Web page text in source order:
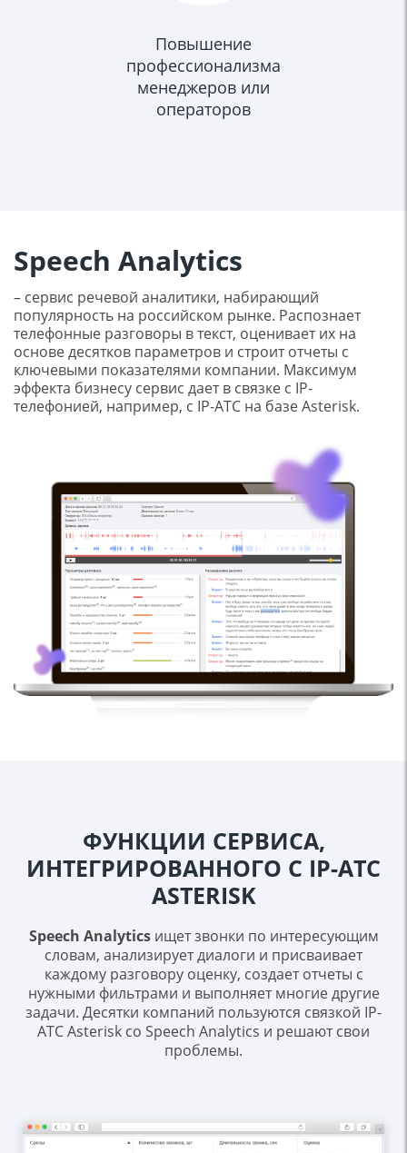
Повышение
профессионализма
менеджеров или
операторов
Speech Analytics
– сервис речевой аналитики, набирающий
популярность на российском рынке. Распознает
телефонные разговоры в текст, оценивает их на
основе десятков параметров и строит отчеты с
ключевыми показателями компании. Максимум
эффекта бизнесу сервис дает в связке с IP-
телефонией, например, с IP-АТС на базе Asterisk.
ФУНКЦИИ СЕРВИСА,
ИНТЕГРИРОВАННОГО С IP-АТС
ASTERISK
Speech Analyticsищет звонки по интересующим
словам, анализирует диалоги и присваивает
каждому разговору оценку, создает отчеты с
нужными фильтрами и выполняет многие другие
задачи. Десятки компаний пользуются связкой IP-
АТС Asterisk со Speech Analytics и решают свои
проблемы.